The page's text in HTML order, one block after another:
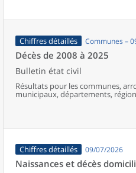
Chiffres détaillés Communes –
Décès de 2008 à 2025
Bulletin état civil
Résultats pour les communes,
municipaux, départements,
d’emploi, bassins de vie, unités
Chiffres détaillés 09/07/2026
Naissances et décès